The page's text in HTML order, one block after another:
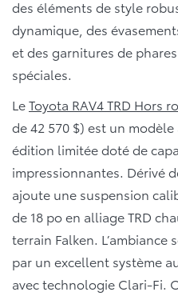
des éléments de style
dynamique, des
et des garnitures de
spéciales.
LeToyota RAV4 TRD Hors
de 42 570 $) est un
édition limitée doté de
impressionnantes. Dérivé
ajoute une suspension
de 18 po en alliage TRD
terrain Falken. L’ambiance
par un excellent système
avec technologie Clari-Fi.